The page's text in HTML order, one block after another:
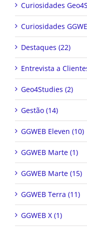
Curiosidades
Curiosidades
Destaques (22)
Entrevista a
Geo4Studies (2)
Gestão (14)
GGWEB Eleven (10)
GGWEB Marte (1)
GGWEB Marte (15)
GGWEB Terra (11)
GGWEB X (1)